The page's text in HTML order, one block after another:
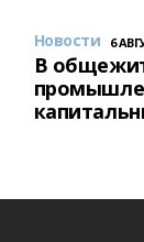
Новости 6
В